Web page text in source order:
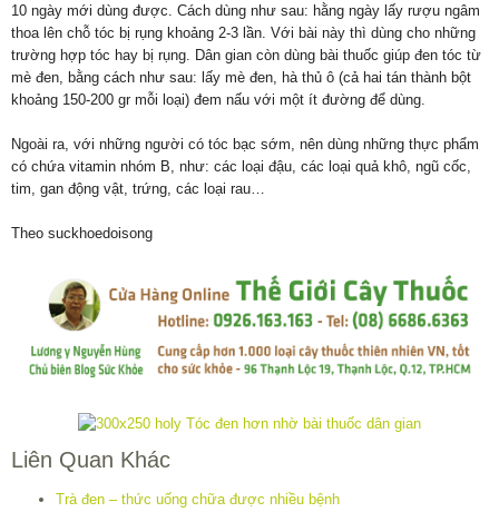
10 ngày mới dùng được. Cách dùng như sau: hằng ngày lấy rượu ngâm
thoa lên chỗ tóc bị rụng khoảng 2-3 lần. Với bài này thì dùng cho những
trường hợp tóc hay bị rụng. Dân gian còn dùng bài thuốc giúp đen tóc từ
mè đen, bằng cách như sau: lấy mè đen, hà thủ ô (cả hai tán thành bột
khoảng 150-200 gr mỗi loại) đem nấu với một ít đường để dùng.
Ngoài ra, với những người có tóc bạc sớm, nên dùng những thực phẩm
có chứa vitamin nhóm B, như: các loại đậu, các loại quả khô, ngũ cốc,
tim, gan động vật, trứng, các loại rau…
Theo suckhoedoisong
Liên Quan Khác
Trà đen – thức uống chữa được nhiều bệnh